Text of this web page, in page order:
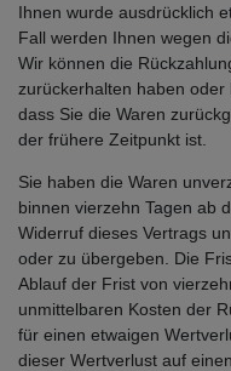
Ihnen wurde ausdrücklich
Fall werden Ihnen wegen
Wir können die
zurückerhalten haben oder
dass Sie die Waren
der frühere Zeitpunkt ist.
Sie haben die Waren
binnen vierzehn Tagen ab
Widerruf dieses Vertrags
oder zu übergeben. Die
Ablauf der Frist von
unmittelbaren Kosten der
für einen etwaigen
dieser Wertverlust auf